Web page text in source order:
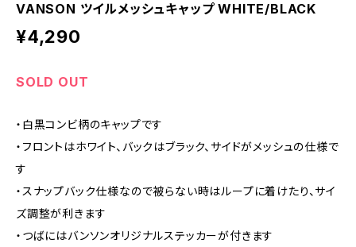
VANSON ツイルメッシュキャップ WHITE/BLACK
¥4,290
SOLD OUT
・白黒コンビ柄のキャップです
・フロントはホワイト、バックはブラック、サイドがメッシュの仕様で
す
・スナップバック仕様なので被らない時はループに着けたり、サイ
ズ調整が利きます
・つばにはバンソンオリジナルステッカーが付きます